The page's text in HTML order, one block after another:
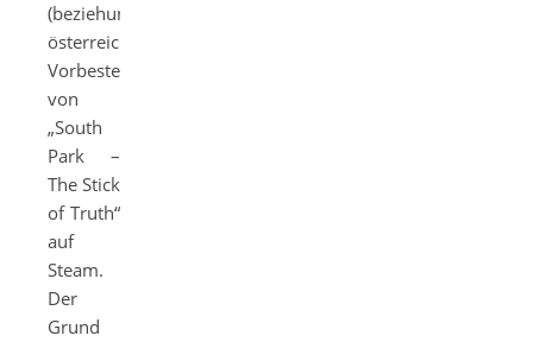
(beziehungsweise
österreichischer)
Vorbesteller
von
„South
Park –
The Stick
of Truth“
auf
Steam.
Der
Grund